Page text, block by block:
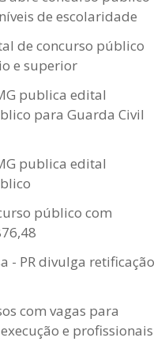
de escolaridade
de concurso público
e superior
publica edital
para Guarda Civil
publica edital
público com
- PR divulga retificação
com vagas para
e profissionais